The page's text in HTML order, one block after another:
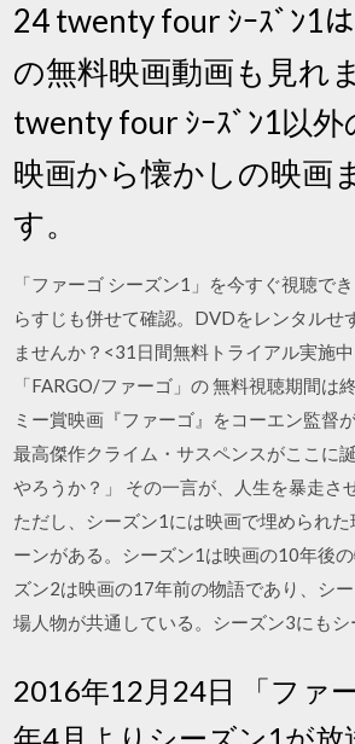
24 twenty four ｼｰｽﾞﾝ1
の無料映画動画も見れ
twenty four ｼｰｽﾞﾝ1以外
映画から懐かしの映画
す。
「ファーゴ シーズン1」を今すぐ視聴で
らすじも併せて確認。DVDをレンタルせ
ませんか？<31日間無料トライアル実施
「FARGO/ファーゴ」の 無料視聴期間は
ミー賞映画『ファーゴ』をコーエン監督
最高傑作クライム・サスペンスがここに
やろうか？」 その一言が、人生を暴走
ただし、シーズン1には映画で埋められ
ーンがある。シーズン1は映画の10年後
ズン2は映画の17年前の物語であり、シ
場人物が共通している。シーズン3にもシ
2016年12月24日 「ファ
年4月よりシーズン1が放